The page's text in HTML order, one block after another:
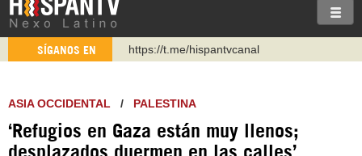
SÍGANOS EN https://t.me/hispantvcanal
https://urmedium.com/c/hispantv
Instagram como: hispan_tv
https://www.facebook.com/Nexolatino.Canal
https://www.youtube.com/@nexo_latino
ASIA OCCIDENTAL / PALESTINA
‘Refugios en Gaza están muy llenos;
desplazados duermen en las calles’